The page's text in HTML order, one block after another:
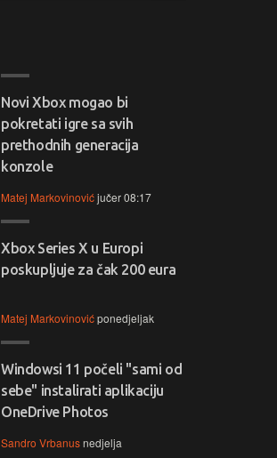
Novi Xbox mogao bi
pokretati igre sa svih
prethodnih generacija
konzole
Matej Markovinovićjučer 08:17
Xbox Series X u Europi
poskupljuje za čak 200 eura
Matej Markovinovićponedjeljak
Windowsi 11 počeli "sami od
sebe" instalirati aplikaciju
OneDrive Photos
Sandro Vrbanusnedjelja